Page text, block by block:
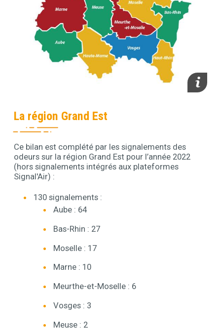
La région Grand Est
Contenu
Ce bilan est complété par les signalements des
odeurs sur la région Grand Est pour l’année 2022
(hors signalements intégrés aux plateformes
Signal'Air) :
130 signalements :
Aube : 64
Bas-Rhin : 27
Moselle : 17
Marne : 10
Meurthe-et-Moselle : 6
Vosges : 3
Meuse : 2